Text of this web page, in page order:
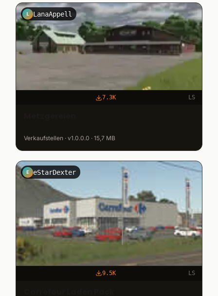
L LanaAppell
7.3K LS
Verkaufstellen · v1.0.0.0 · 15,7 MB
E eStarDexter
9.5K LS